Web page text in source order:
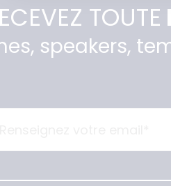
TOUTE
speakers,